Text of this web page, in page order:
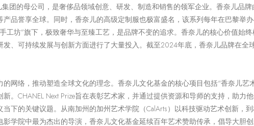
团的母公司，是奢侈品领域创意、研发、制造和销售的领军企业。香奈儿品
品誉享全球。同时，香奈儿的高级定制服也极富盛名，该系列每年在巴黎举
工坊”旗下，极致奢华与至臻工艺，是品牌不变的追求。香奈儿的核心价值始
、可持续发展与创新方面进行了大量投入。截至2024年底，香奈儿品牌在全
网络，推动塑造全球文化的理念。香奈儿文化基金的核心项目包括“香奈儿艺
。 CHANEL Next Prize旨在表彰艺术家，并通过提供资源和导师的支持，助力
下的关键议题。 从南加州的加州艺术学院（CalArts）以科技驱动艺术创新，
学院中最为杰出的导演，香奈儿文化基金延续百年艺术赞助传承，倡导大胆创